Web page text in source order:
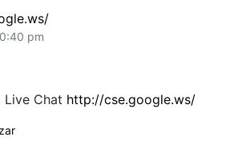
pm
Live Chat http://cse.google.ws/